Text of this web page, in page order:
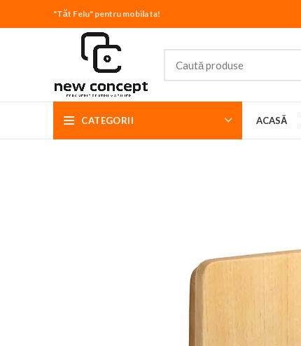
"Tăt Felu" pentru mobila ta!
CATEGORII ACASĂ